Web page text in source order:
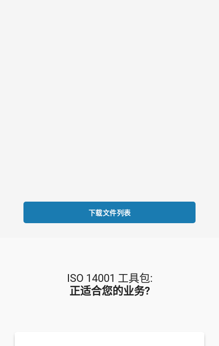
下载文件列表
ISO 14001 工具包:
正适合您的业务?